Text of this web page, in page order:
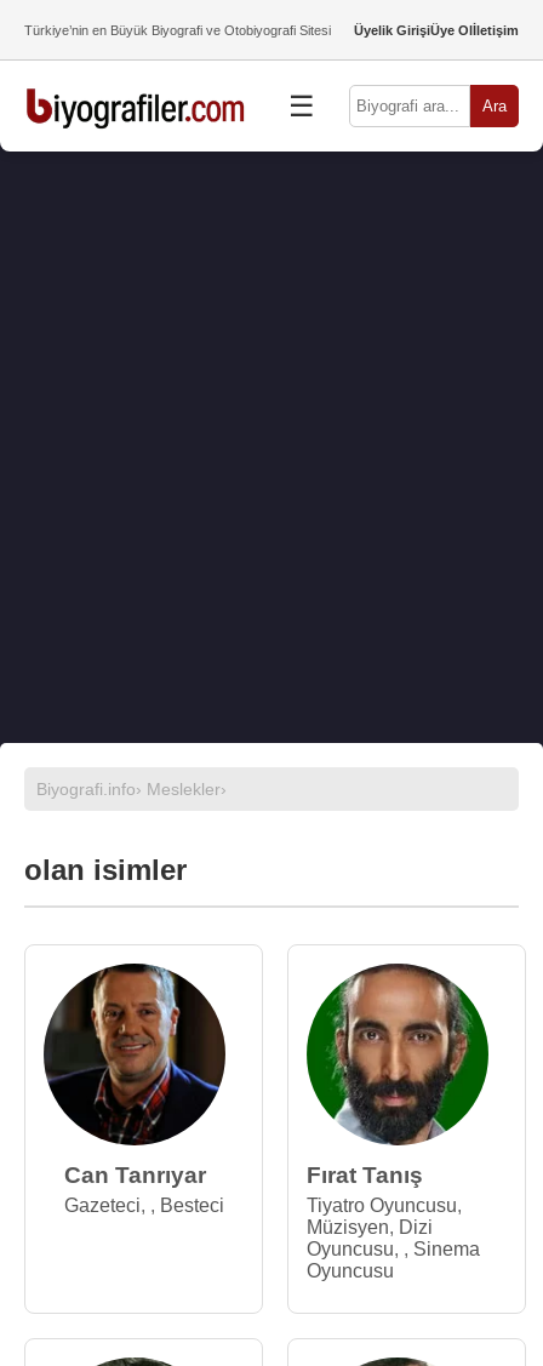
Türkiye’nin en Büyük Biyografi ve Otobiyografi Sitesi Üyelik GirişiÜye Olİletişim
☰ Ara
Biyografi.info› Meslekler›
olan isimler
Can Tanrıyar
Gazeteci, , Besteci
Fırat Tanış
Tiyatro Oyuncusu,
Müzisyen, Dizi
Oyuncusu, , Sinema
Oyuncusu